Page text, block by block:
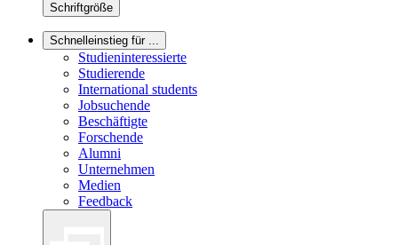
Schriftgröße
Schnelleinstieg für ...
Studieninteressierte
Studierende
International students
Jobsuchende
Beschäftigte
Forschende
Alumni
Unternehmen
Medien
Feedback